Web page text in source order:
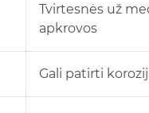
Tvirtesnės už
apkrovos
Gali patirti